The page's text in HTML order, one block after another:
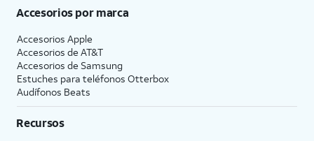
Accesorios por marca
Accesorios Apple
Accesorios de AT&T
Accesorios de Samsung
Estuches para teléfonos Otterbox
Audífonos Beats
Recursos